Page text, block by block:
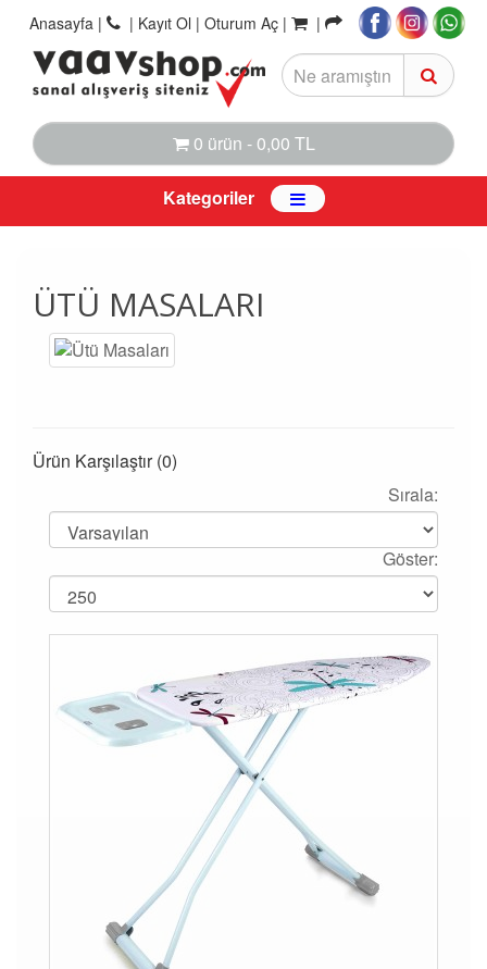
Anasayfa | | Kayıt Ol | Oturum Aç | |
0 ürün - 0,00 TL
Kategoriler
ÜTÜ MASALARI
Ürün Karşılaştır (0)
Sırala:
Göster: